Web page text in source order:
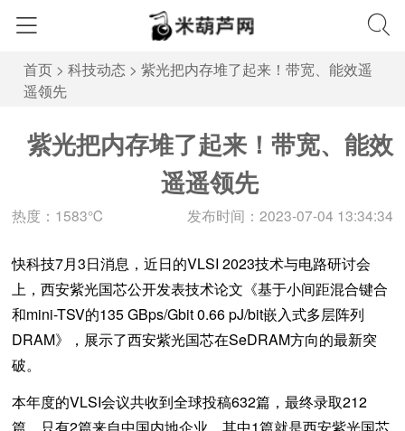
首页 > 科技动态 > 紫光把内存堆了起来！带宽、能效遥
遥领先
紫光把内存堆了起来！带宽、能效
遥遥领先
热度：1583℃ 发布时间：2023-07-04 13:34:34
快科技7月3日消息，近日的VLSI 2023技术与电路研讨会
上，西安紫光国芯公开发表技术论文《基于小间距混合键合
和mini-TSV的135 GBps/Gbit 0.66 pJ/bit嵌入式多层阵列
DRAM》，展示了西安紫光国芯在SeDRAM方向的最新突
破。
本年度的VLSI会议共收到全球投稿632篇，最终录取212